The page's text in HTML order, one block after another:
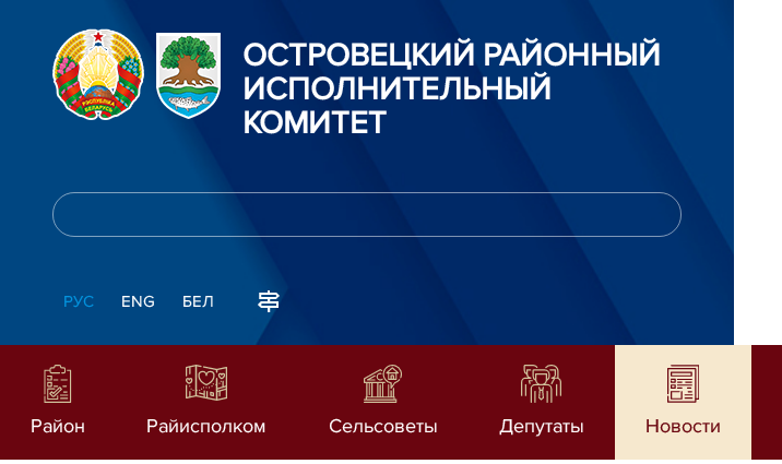
ОСТРОВЕЦКИЙ РАЙОННЫЙ
ИСПОЛНИТЕЛЬНЫЙ
КОМИТЕТ
РУС ENG БЕЛ
Район Райисполком Сельсоветы Депутаты Новости